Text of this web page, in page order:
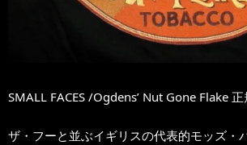
SMALL FACES /Ogdens’ Nut Gone Flake 正
ザ・フーと並ぶイギリスの代表的モッズ・